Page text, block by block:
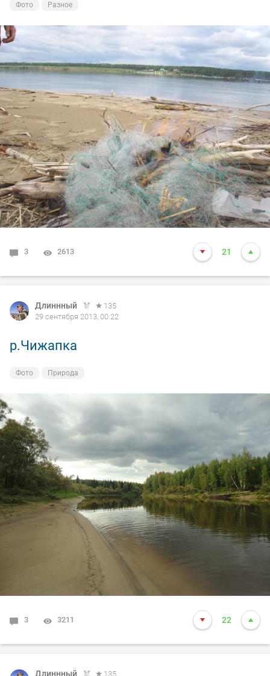
Фото Разное
3 2613 21
Длиннный
135
29 сентября 2013, 00:22
р.Чижапка
Фото Природа
3 3211 22
Длиннный 135